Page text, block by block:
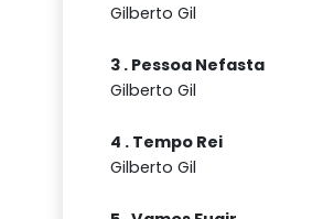
Gilberto Gil
3 . Pessoa Nefasta
Gilberto Gil
4 . Tempo Rei
Gilberto Gil